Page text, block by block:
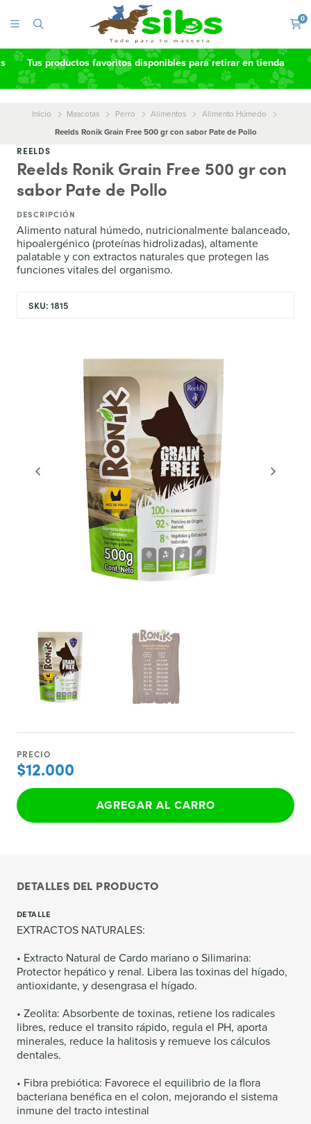
0
Tus productos favoritos disponibles para retirar en tienda
Inicio Mascotas Perro Alimentos
Alimento Húmedo
Reelds Ronik Grain Free 500 gr con sabor Pate de Pollo
REELDS
Reelds Ronik Grain Free 500 gr con
sabor Pate de Pollo
DESCRIPCIÓN
Alimento natural húmedo, nutricionalmente balanceado,
hipoalergénico (proteínas hidrolizadas), altamente
palatable y con extractos naturales que protegen las
funciones vitales del organismo.
SKU: 1815
PRECIO
$12.000
AGREGAR AL CARRO
DETALLES DEL PRODUCTO
DETALLE
EXTRACTOS NATURALES:
• Extracto Natural de Cardo mariano o Silimarina:
Protector hepático y renal. Libera las toxinas del hígado,
antioxidante, y desengrasa el hígado.
• Zeolita: Absorbente de toxinas, retiene los radicales
libres, reduce el transito rápido, regula el PH, aporta
minerales, reduce la halitosis y remueve los cálculos
dentales.
• Fibra prebiótica: Favorece el equilibrio de la flora
bacteriana benéfica en el colon, mejorando el sistema
inmune del tracto intestinal